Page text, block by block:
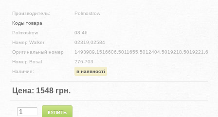
Производитель:
Polmostrow
Коды товара
Polmostrow
08.46
Номер Walker
02319,02584
Оригинальный номер
Номер Bosal
276-703
Наличие:
в наявності
Цена: 1548 грн.